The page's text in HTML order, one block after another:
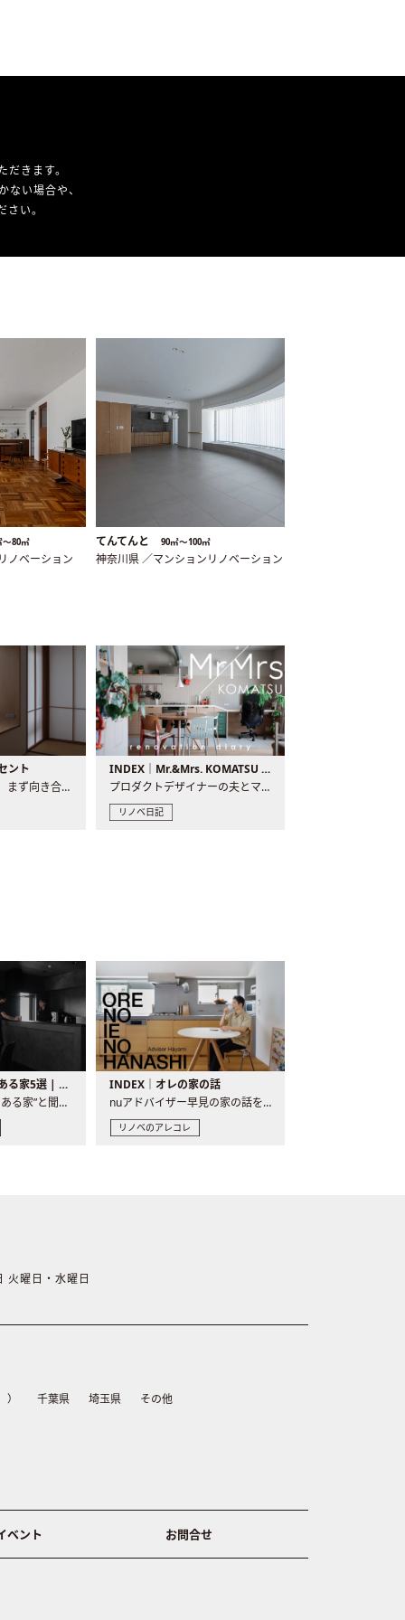
きます。
い場合や、
い。
〜80㎡
ノベーション
てんてんと 90㎡〜100㎡
神奈川県 ／マンションリノベーション
ント
現場が始まるとき、まず向き合うものの一つがコンセントです..
INDEX｜Mr.&Mrs. KOMATSU renovation diary
プロダクトデザイナーの夫とマーチャンダイザーの妻が、夫婦で..
リノベ日記
バーカウンターのある家5選 | 日常に馴染む“距離の近い”キッチンとは
“バーカウンターのある家”と聞くと、少し特別な、大人のための..
INDEX｜オレの家の話
nuアドバイザー早見の家の話を、全4話でお届け。リノベーションを..
リノベのアレコレ
曜日・水曜日
） 千葉県 埼玉県
その他
ベント お問合せ